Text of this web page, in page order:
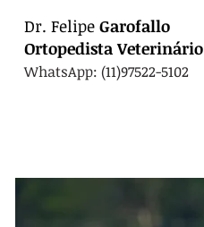
Dr. Felipe Garofallo
Ortopedista Veterinário
WhatsApp: (11)97522-5102